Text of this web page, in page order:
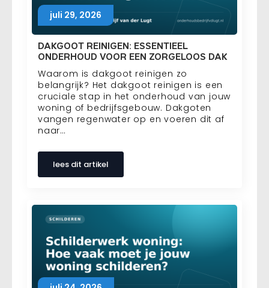
DAKGOOT REINIGEN: ESSENTIEEL
ONDERHOUD VOOR EEN ZORGELOOS DAK
juli 29, 2026
Waarom is dakgoot reinigen zo
belangrijk? Het dakgoot reinigen is een
cruciale stap in het onderhoud van jouw
woning of bedrijfsgebouw. Dakgoten
vangen regenwater op en voeren dit af
naar…
lees dit artikel